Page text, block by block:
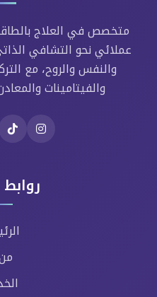
متخصص في العلاج
عملائي نحو التشافي
والنفس والروح، مع
والفيتامينات